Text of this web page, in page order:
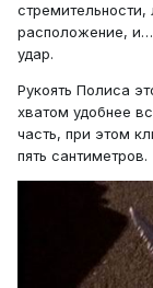
стремительности,
расположение,
удар.
Рукоять Полиса
хватом удобнее
часть, при этом
пять сантиметров.